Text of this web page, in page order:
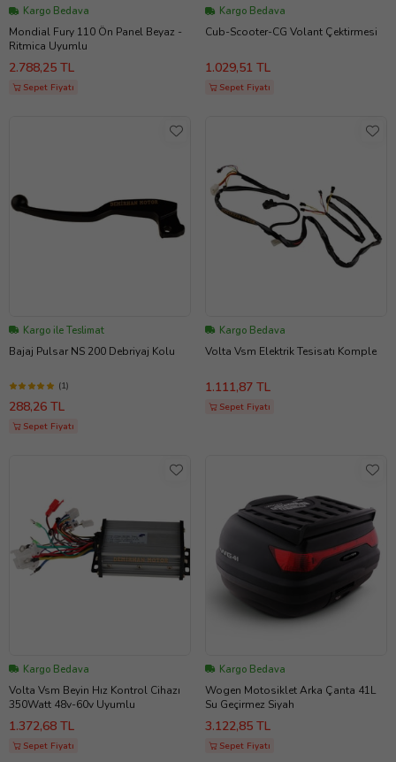
Kargo Bedava
Mondial Fury 110 Ön Panel Beyaz -
Ritmica Uyumlu
2.788,25 TL
Sepet Fiyatı
Kargo Bedava
Cub-Scooter-CG Volant Çektirmesi
1.029,51 TL
Sepet Fiyatı
Kargo ile Teslimat
Bajaj Pulsar NS 200 Debriyaj Kolu
(1)
288,26 TL
Sepet Fiyatı
Kargo Bedava
Volta Vsm Elektrik Tesisatı Komple
1.111,87 TL
Sepet Fiyatı
Kargo Bedava
Volta Vsm Beyin Hız Kontrol Cihazı
350Watt 48v-60v Uyumlu
1.372,68 TL
Sepet Fiyatı
Kargo Bedava
Wogen Motosiklet Arka Çanta 41L
Su Geçirmez Siyah
3.122,85 TL
Sepet Fiyatı